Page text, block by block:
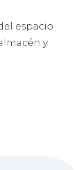
espacio
y